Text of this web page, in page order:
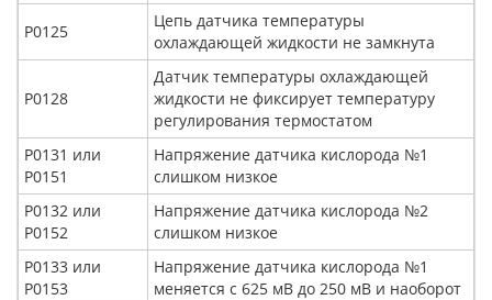
Р0125
Цепь датчика температуры
охлаждающей жидкости не замкнута
Р0128
Датчик температуры охлаждающей
жидкости не фиксирует температуру
регулирования термостатом
Р0131 или
Р0151
Напряжение датчика кислорода №1
слишком низкое
Р0132 или
Р0152
Напряжение датчика кислорода №2
слишком низкое
Р0133 или
Р0153
Напряжение датчика кислорода №1
меняется с 625 мВ до 250 мВ и наоборот